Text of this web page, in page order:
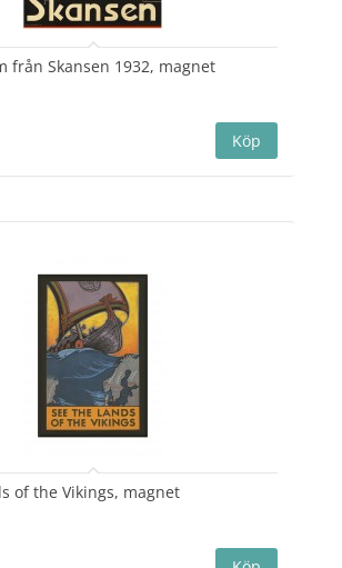
från Skansen 1932, magnet
of the Vikings, magnet